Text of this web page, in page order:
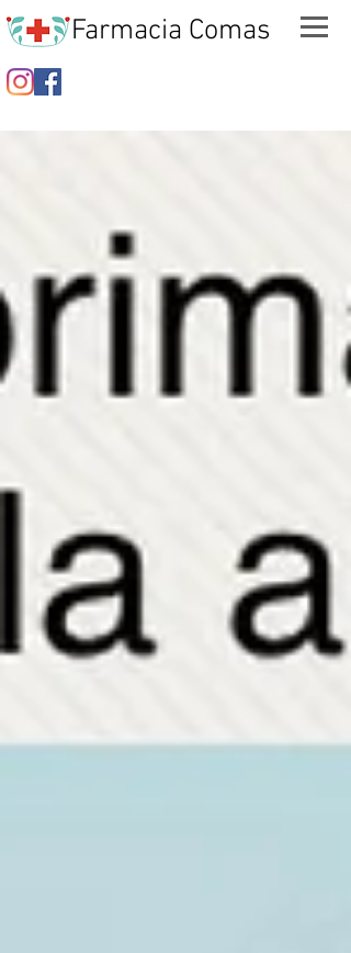
Farmacia Comas